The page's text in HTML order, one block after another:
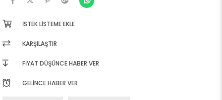
İSTEK LISTEME EKLE
KARŞILAŞTIR
FIYAT DÜŞÜNCE HABER VER
GELINCE HABER VER